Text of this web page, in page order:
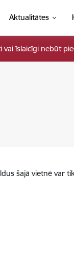
Aktualitātes
īslaicīgi nebūt
šajā vietnē var